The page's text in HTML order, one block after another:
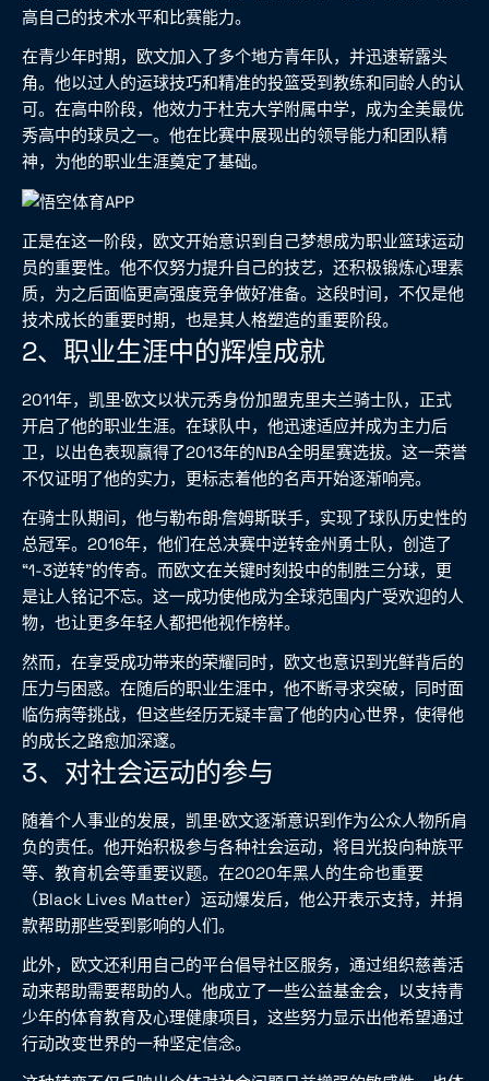
高自己的技术水平和比赛能力。
在青少年时期，欧文加入了多个地方青年队，并迅速崭露头
角。他以过人的运球技巧和精准的投篮受到教练和同龄人的认
可。在高中阶段，他效力于杜克大学附属中学，成为全美最优
秀高中的球员之一。他在比赛中展现出的领导能力和团队精
神，为他的职业生涯奠定了基础。
正是在这一阶段，欧文开始意识到自己梦想成为职业篮球运动
员的重要性。他不仅努力提升自己的技艺，还积极锻炼心理素
质，为之后面临更高强度竞争做好准备。这段时间，不仅是他
技术成长的重要时期，也是其人格塑造的重要阶段。
2、职业生涯中的辉煌成就
2011年，凯里·欧文以状元秀身份加盟克里夫兰骑士队，正式
开启了他的职业生涯。在球队中，他迅速适应并成为主力后
卫，以出色表现赢得了2013年的NBA全明星赛选拔。这一荣誉
不仅证明了他的实力，更标志着他的名声开始逐渐响亮。
在骑士队期间，他与勒布朗·詹姆斯联手，实现了球队历史性的
总冠军。2016年，他们在总决赛中逆转金州勇士队，创造了
“1-3逆转”的传奇。而欧文在关键时刻投中的制胜三分球，更
是让人铭记不忘。这一成功使他成为全球范围内广受欢迎的人
物，也让更多年轻人都把他视作榜样。
然而，在享受成功带来的荣耀同时，欧文也意识到光鲜背后的
压力与困惑。在随后的职业生涯中，他不断寻求突破，同时面
临伤病等挑战，但这些经历无疑丰富了他的内心世界，使得他
的成长之路愈加深邃。
3、对社会运动的参与
随着个人事业的发展，凯里·欧文逐渐意识到作为公众人物所肩
负的责任。他开始积极参与各种社会运动，将目光投向种族平
等、教育机会等重要议题。在2020年黑人的生命也重要
（Black Lives Matter）运动爆发后，他公开表示支持，并捐
款帮助那些受到影响的人们。
此外，欧文还利用自己的平台倡导社区服务，通过组织慈善活
动来帮助需要帮助的人。他成立了一些公益基金会，以支持青
少年的体育教育及心理健康项目，这些努力显示出他希望通过
行动改变世界的一种坚定信念。